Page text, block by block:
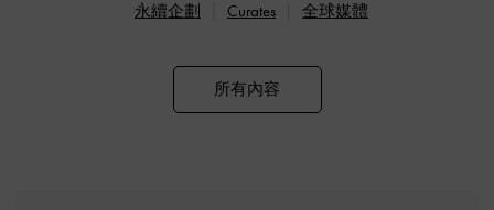
永續企劃
Curates 全球媒體
所有內容